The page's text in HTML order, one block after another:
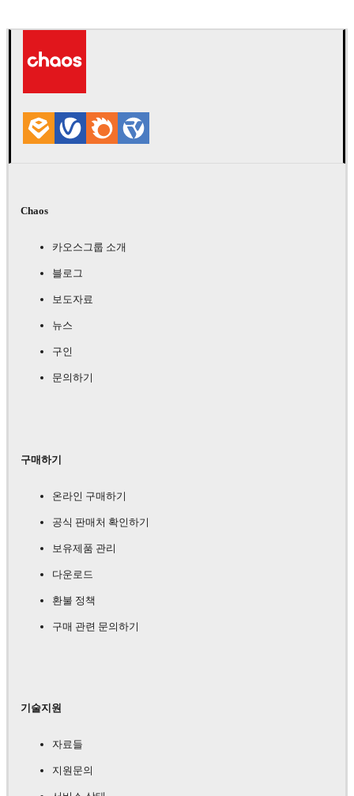
Chaos
카오스그룹 소개
블로그
보도자료
뉴스
구인
문의하기
구매하기
온라인 구매하기
공식 판매처 확인하기
보유제품 관리
다운로드
환불 정책
구매 관련 문의하기
기술지원
자료들
지원문의